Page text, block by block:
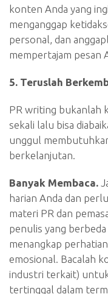
konten Anda yang
menganggap
personal, dan
mempertajam pesan
5. Teruslah
PR writing bukanlah
sekali lalu bisa
unggul
berkelanjutan.
Banyak Membaca.
harian Anda dan
materi PR dan
penulis yang
menangkap
emosional. Bacalah
industri terkait)
tertinggal dalam